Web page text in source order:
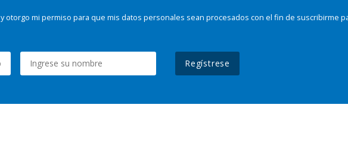
y otorgo mi permiso para que mis datos personales sean procesados con el fin de suscribirme
Regístrese